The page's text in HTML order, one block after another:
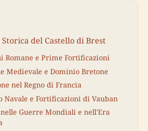
del Castello di Brest
Romane e Prime Fortificazioni
Medievale e Dominio Bretone
nel Regno di Francia
Navale e Fortificazioni di Vauban
Guerre Mondiali e nell'Era